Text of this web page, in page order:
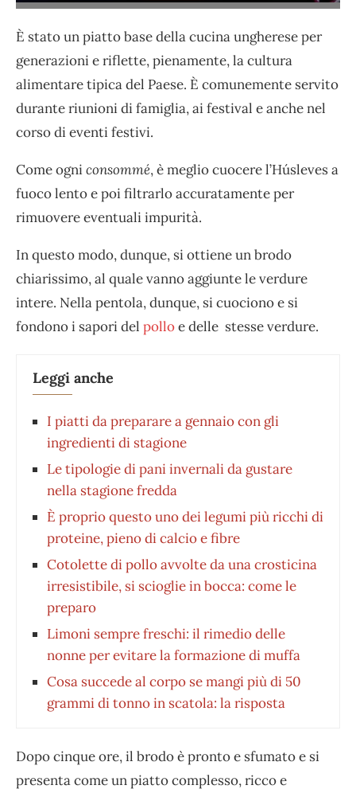
È stato un piatto base della cucina ungherese per
generazioni e riflette, pienamente, la cultura
alimentare tipica del Paese. È comunemente servito
durante riunioni di famiglia, ai festival e anche nel
corso di eventi festivi.
Come ogniconsommé, è meglio cuocere l’Húsleves a
fuoco lento e poi filtrarlo accuratamente per
rimuovere eventuali impurità.
In questo modo, dunque, si ottiene un brodo
chiarissimo, al quale vanno aggiunte le verdure
intere. Nella pentola, dunque, si cuociono e si
fondono i sapori del polloe delle stesse verdure.
Leggi anche
I piatti da preparare a gennaio con gli
ingredienti di stagione
Le tipologie di pani invernali da gustare
nella stagione fredda
È proprio questo uno dei legumi più ricchi di
proteine, pieno di calcio e fibre
Cotolette di pollo avvolte da una crosticina
irresistibile, si scioglie in bocca: come le
preparo
Limoni sempre freschi: il rimedio delle
nonne per evitare la formazione di muffa
Cosa succede al corpo se mangi più di 50
grammi di tonno in scatola: la risposta
Dopo cinque ore, il brodo è pronto e sfumato e si
presenta come un piatto complesso, ricco e